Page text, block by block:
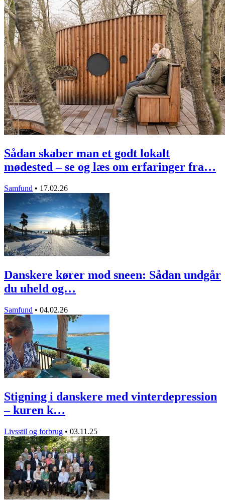
Sådan skaber man et godt lokalt
mødested – se og læs om erfaringer fra…
Samfund • 17.02.26
Danskere kører mod sneen: Sådan undgår
du uheld og…
Samfund • 04.02.26
Stigning i danskere med vinterdepression
– kuren k…
Livsstil og forbrug • 03.11.25